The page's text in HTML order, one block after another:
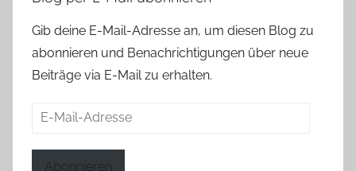
Gib deine E-Mail-Adresse an, um diesen Blog zu
abonnieren und Benachrichtigungen über neue
Beiträge via E-Mail zu erhalten.
E-
Abonnieren